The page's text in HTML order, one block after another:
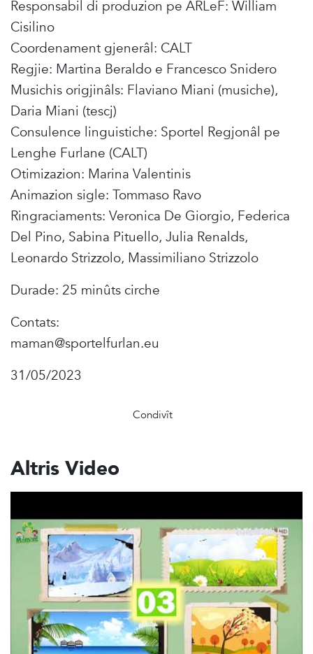
Responsabil di produzion pe ARLeF: William
Cisilino
Coordenament gjenerâl: CALT
Regjie: Martina Beraldo e Francesco Snidero
Musichis origjinâls: Flaviano Miani (musiche),
Daria Miani (tescj)
Consulence linguistiche: Sportel Regjonâl pe
Lenghe Furlane (CALT)
Otimizazion: Marina Valentinis
Animazion sigle: Tommaso Ravo
Ringraciaments: Veronica De Giorgio, Federica
Del Pino, Sabina Pituello, Julia Renalds,
Leonardo Strizzolo, Massimiliano Strizzolo
Durade: 25 minûts cirche
Contats:
maman@sportelfurlan.eu
31/05/2023
Condivît
Altris Video